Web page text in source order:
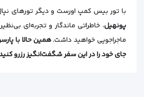
با تور بیس کمپ اورست و دیگر تورهای
پونهیل، خاطراتی ماندگار و تجربه‌ای
ماجراجویی خواهید داشت.همین حالا با
جای خود را در این سفر شگفت‌انگیز رزرو